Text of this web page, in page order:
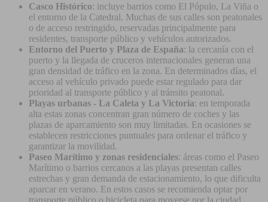
Casco Histórico: incluye barrios como El Pópulo, La Viña o
el entorno de la Catedral. Muchas de sus calles son peatonales
o de acceso restringido, reservadas principalmente para
residentes, transporte público y vehículos autorizados.
Entorno del Puerto y Plaza de España: la cercanía con el
puerto y la llegada de cruceros internacionales generan una
gran densidad de tráfico en la zona. En determinados días, el
acceso al vehículo privado puede estar regulado para dar
prioridad al transporte público y al tránsito peatonal.
Playas urbanas - La Caleta y La Victoria: en temporada
alta estas zonas concentran gran número de coches y las
plazas de aparcamiento son muy limitadas. En ocasiones se
establecen restricciones puntuales para ordenar el tráfico y
garantizar la movilidad.
Paseo Marítimo y zonas residenciales: áreas como el Paseo
Marítimo o barrios cercanos a las playas presentan calles
estrechas y gran demanda de estacionamiento, lo que dificulta
aparcar en verano. En estos casos se recomienda optar por
transporte público o bicicleta para moverse por la ciudad.